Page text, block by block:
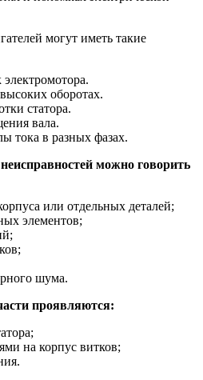
могут иметь такие
оборотах.
статора.
вала.
тока в разных фазах.
можно говорить
или отдельных деталей;
элементов;
шума.
проявляются:
на корпус витков;